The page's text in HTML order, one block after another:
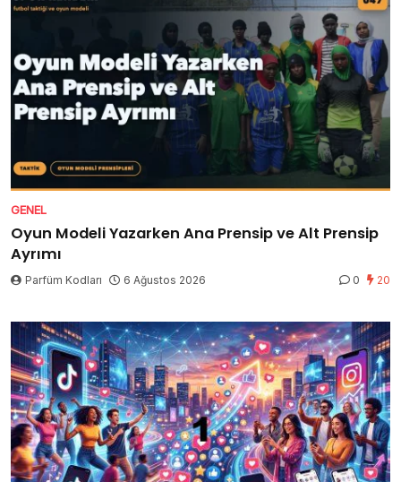
GENEL
Oyun Modeli Yazarken Ana Prensip ve Alt Prensip
Ayrımı
Parfüm Kodları 6 Ağustos 2026 0 20